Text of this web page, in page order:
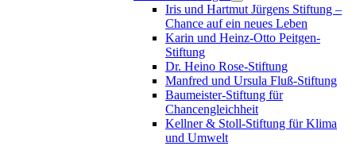
Iris und Hartmut Jürgens Stiftung –
Chance auf ein neues Leben
Karin und Heinz-Otto Peitgen-
Stiftung
Dr. Heino Rose-Stiftung
Manfred und Ursula Fluß-Stiftung
Baumeister-Stiftung für
Chancengleichheit
Kellner & Stoll-Stiftung für Klima
und Umwelt